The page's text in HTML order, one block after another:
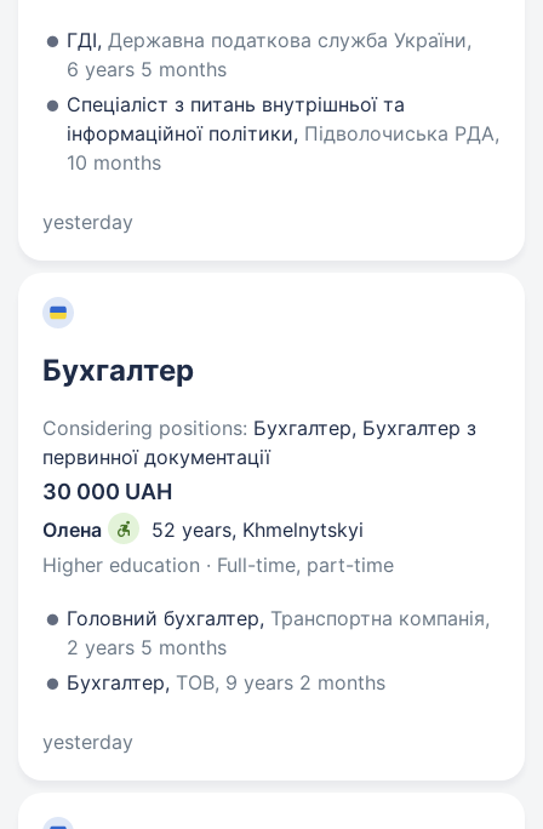
ГДІ, Державна податкова служба України,
6 years 5 months
Спеціаліст з питань внутрішньої та
інформаційної політики, Підволочиська РДА,
10 months
yesterday
Бухгалтер
Considering positions: Бухгалтер, Бухгалтер з
первинної документації
30 000 UAH
Олена 52 years, Khmelnytskyi
Higher education · Full-time, part-time
Головний бухгалтер, Транспортна компанія,
2 years 5 months
Бухгалтер, ТОВ, 9 years 2 months
yesterday